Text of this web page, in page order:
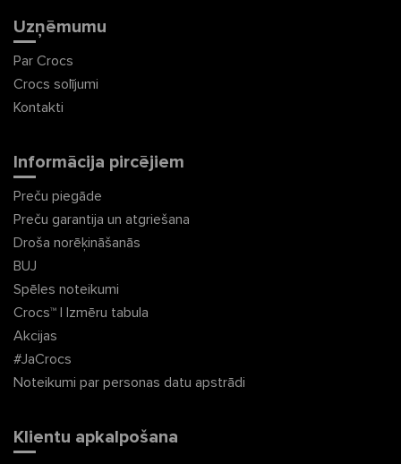
Uzņēmumu
Par Crocs
Crocs solījumi
Kontakti
Informācija pircējiem
Preču piegāde
Preču garantija un atgriešana
Droša norēķināšanās
BUJ
Spēles noteikumi
Crocs™ | Izmēru tabula
Akcijas
#JaCrocs
Noteikumi par personas datu apstrādi
Klientu apkalpošana